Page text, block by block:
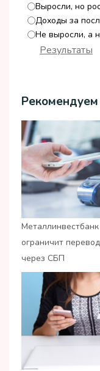
Выросли, но
Доходы за
Не выросли, а
Результаты
ограничит
через СБП